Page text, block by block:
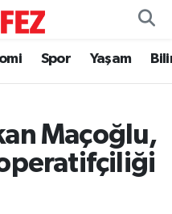
Spor Yaşam
Maçoğlu,
Fikstür